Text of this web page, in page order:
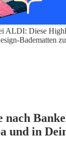
ALDI: Diese
Badematten
nach
und in